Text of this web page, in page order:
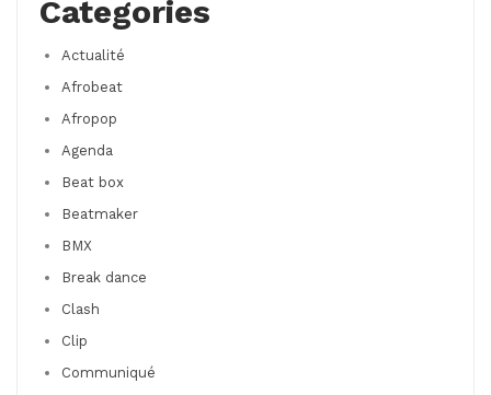
Categories
Actualité
Afrobeat
Afropop
Agenda
Beat box
Beatmaker
BMX
Break dance
Clash
Clip
Communiqué